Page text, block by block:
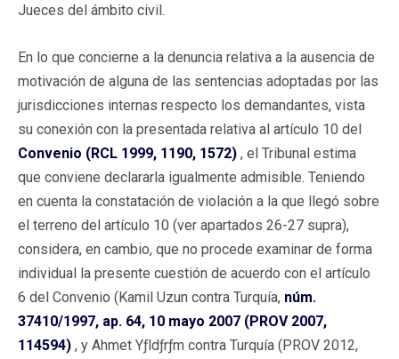
Jueces del ámbito civil.
En lo que concierne a la denuncia relativa a la ausencia de
motivación de alguna de las sentencias adoptadas por las
jurisdicciones internas respecto los demandantes, vista
su conexión con la presentada relativa al artículo 10 del
Convenio (RCL 1999, 1190, 1572) , el Tribunal estima
que conviene declararla igualmente admisible. Teniendo
en cuenta la constatación de violación a la que llegó sobre
el terreno del artículo 10 (ver apartados 26-27 supra),
considera, en cambio, que no procede examinar de forma
individual la presente cuestión de acuerdo con el artículo
6 del Convenio (Kamil Uzun contra Turquía, núm.
37410/1997, ap. 64, 10 mayo 2007 (PROV 2007,
114594) , y Ahmet Yƒldƒrƒm contra Turquía (PROV 2012,